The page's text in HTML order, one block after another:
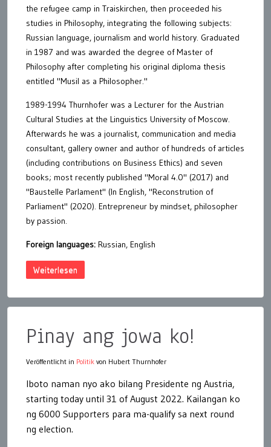
the refugee camp in Traiskirchen, then proceeded his
studies in Philosophy, integrating the following subjects:
Russian language, journalism and world history. Graduated
in 1987 and was awarded the degree of Master of
Philosophy after completing his original diploma thesis
entitled "Musil as a Philosopher."
1989-1994 Thurnhofer was a Lecturer for the Austrian
Cultural Studies at the Linguistics University of Moscow.
Afterwards he was a journalist, communication and media
consultant, gallery owner and author of hundreds of articles
(including contributions on Business Ethics) and seven
books; most recently published "Moral 4.0" (2017) and
"Baustelle Parlament" (In English, "Reconstrution of
Parliament" (2020). Entrepreneur by mindset, philosopher
by passion.
Foreign languages: Russian, English
Weiterlesen
Pinay ang jowa ko!
Veröffentlicht in Politik von Hubert Thurnhofer
Iboto naman nyo ako bilang Presidente ng Austria,
starting today until 31 of August 2022. Kailangan ko
ng 6000 Supporters para ma-qualify sa next round
ng election.